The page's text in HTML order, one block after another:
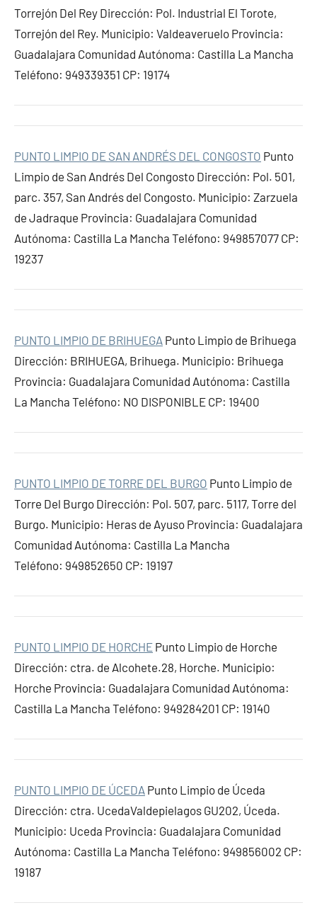
Torrejón Del Rey Dirección: Pol. Industrial El Torote,
Torrejón del Rey. Municipio: Valdeaveruelo Provincia:
Guadalajara Comunidad Autónoma: Castilla La Mancha
Teléfono: 949339351 CP: 19174
PUNTO LIMPIO DE SAN ANDRÉS DEL CONGOSTO Punto
Limpio de San Andrés Del Congosto Dirección: Pol. 501,
parc. 357, San Andrés del Congosto. Municipio: Zarzuela
de Jadraque Provincia: Guadalajara Comunidad
Autónoma: Castilla La Mancha Teléfono: 949857077 CP:
19237
PUNTO LIMPIO DE BRIHUEGA Punto Limpio de Brihuega
Dirección: BRIHUEGA, Brihuega. Municipio: Brihuega
Provincia: Guadalajara Comunidad Autónoma: Castilla
La Mancha Teléfono: NO DISPONIBLE CP: 19400
PUNTO LIMPIO DE TORRE DEL BURGO Punto Limpio de
Torre Del Burgo Dirección: Pol. 507, parc. 5117, Torre del
Burgo. Municipio: Heras de Ayuso Provincia: Guadalajara
Comunidad Autónoma: Castilla La Mancha
Teléfono: 949852650 CP: 19197
PUNTO LIMPIO DE HORCHE Punto Limpio de Horche
Dirección: ctra. de Alcohete.28, Horche. Municipio:
Horche Provincia: Guadalajara Comunidad Autónoma:
Castilla La Mancha Teléfono: 949284201 CP: 19140
PUNTO LIMPIO DE ÚCEDA Punto Limpio de Úceda
Dirección: ctra. UcedaValdepielagos GU202, Úceda.
Municipio: Uceda Provincia: Guadalajara Comunidad
Autónoma: Castilla La Mancha Teléfono: 949856002 CP:
19187